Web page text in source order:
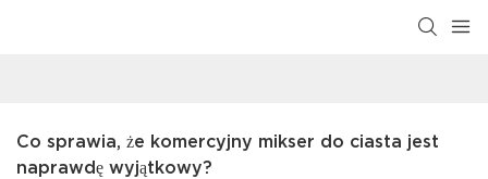
Co sprawia, że ​​komercyjny mikser do ciasta jest
naprawdę wyjątkowy?